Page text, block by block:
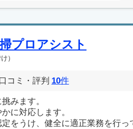
プロアシスト
）
コミ・評判 10件
みます。
に対応します。
をうけ、健全に適正業務を行っ